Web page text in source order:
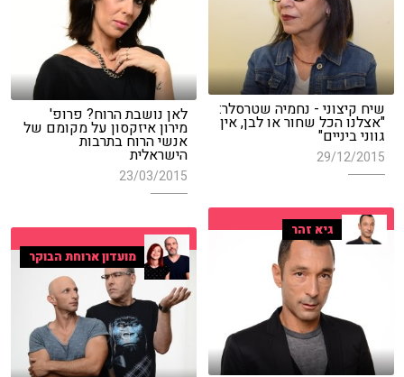
שיח קיצוני - נחמיה שטרסלר:
"אצלנו הכל שחור או לבן, אין
גווני ביניים"
29/12/2015
לאן נושבת הרוח? פרופ'
מירון איזקסון על מקומם של
אנשי הרוח בתרבות
הישראלית
23/03/2015
גיא זהר
מועדון ארוחת הבוקר